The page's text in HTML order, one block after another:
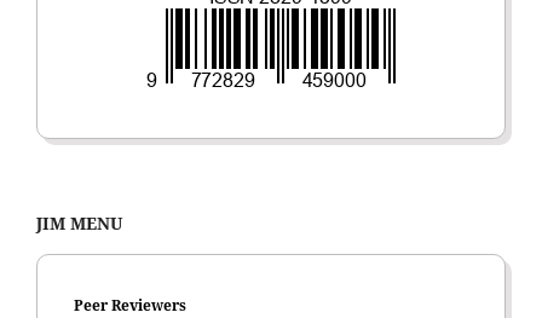
JIM MENU
Peer Reviewers